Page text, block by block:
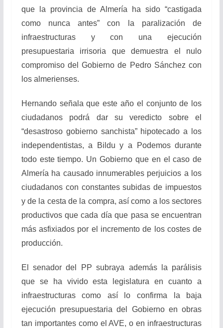
que la provincia de Almería ha sido “castigada
como nunca antes” con la paralización de
infraestructuras y con una ejecución
presupuestaria irrisoria que demuestra el nulo
compromiso del Gobierno de Pedro Sánchez con
los almerienses.
Hernando señala que este año el conjunto de los
ciudadanos podrá dar su veredicto sobre el
“desastroso gobierno sanchista” hipotecado a los
independentistas, a Bildu y a Podemos durante
todo este tiempo. Un Gobierno que en el caso de
Almería ha causado innumerables perjuicios a los
ciudadanos con constantes subidas de impuestos
y de la cesta de la compra, así como a los sectores
productivos que cada día que pasa se encuentran
más asfixiados por el incremento de los costes de
producción.
El senador del PP subraya además la parálisis
que se ha vivido esta legislatura en cuanto a
infraestructuras como así lo confirma la baja
ejecución presupuestaria del Gobierno en obras
tan importantes como el AVE, o en infraestructuras